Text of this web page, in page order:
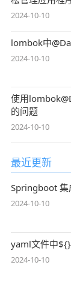
2024-10-10
lombok中
2024-10-10
使用
的问题
2024-10-10
最近更新
Springboot 集
2024-10-10
yaml文件中
2024-10-10